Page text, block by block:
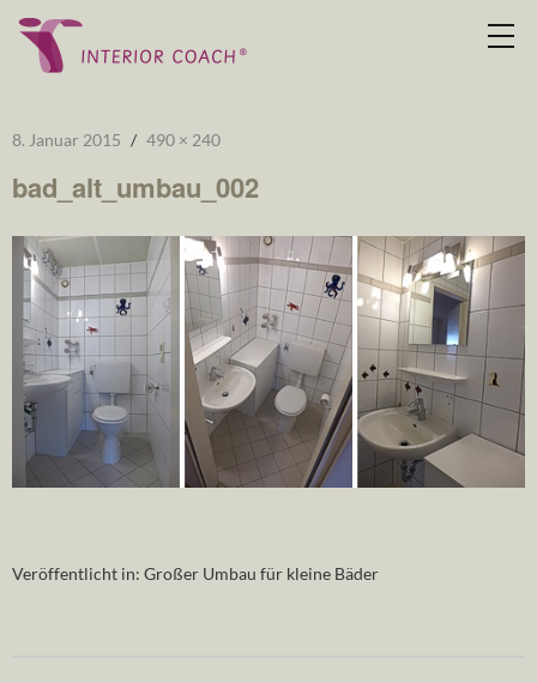
8. Januar 2015 490 × 240
bad_alt_umbau_002
Veröffentlicht in: Großer Umbau für kleine Bäder